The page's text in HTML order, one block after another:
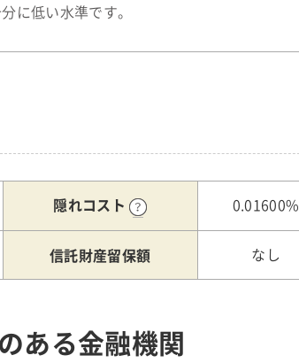
に低い水準です。
隠れコスト 0.01600%
信託財産留保額 なし
ある金融機関